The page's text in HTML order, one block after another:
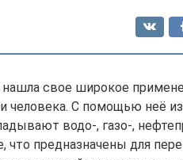
свое широкое
человека. С помощью неё
водо-, газо-,
что предназначены для